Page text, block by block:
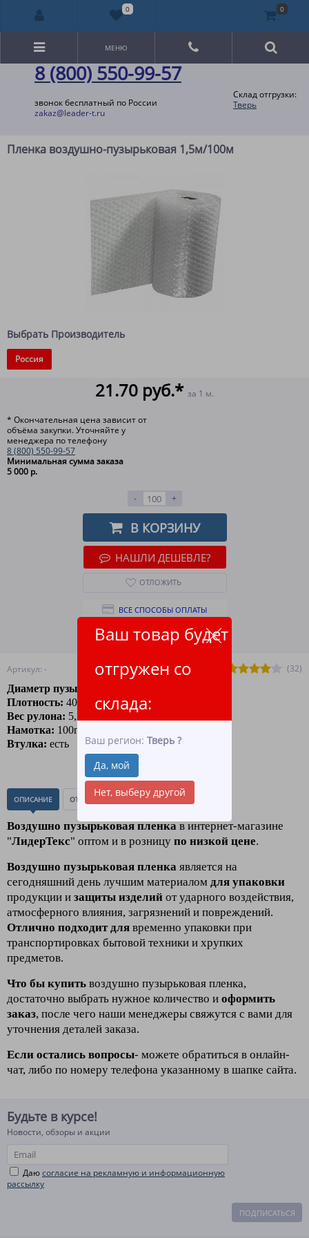
8 (800) 550-99-57
звонок бесплатный по России
zakaz@leader-t.ru
Склад отгрузки:
Тверь
Ваш товар будет
отгружен со
склада:
Ваш регион:Тверь ?
Да, мой
Нет, выберу другой
МЕНЮ
Пленка воздушно-пузырьковая 1,5м/100м
Артикул: -
(32)
Диаметр пузырька:
Плотность: 40гр/м2
Вес рулона: 5,25 кг
Намотка: 100п.м.
Втулка: есть
Выбрать Производитель
Россия
21.70 руб.* за 1 м.
* Окончательная цена зависит от
объёма закупки. Уточняйте у
менеджера по телефону
8 (800) 550-99-57
Минимальная сумма заказа
5 000 р.
- +
В КОРЗИНУ
НАШЛИ ДЕШЕВЛЕ?
ОТЛОЖИТЬ
ВСЕ СПОСОБЫ ОПЛАТЫ
ПОДРОБНЕЕ О ДОСТАВКЕ
ОПИСАНИЕ ОТЗЫВЫ
Воздушно пузырьковая пленкав интернет-магазине
"ЛидерТекс" оптом и в розницу по низкой цене.
Воздушно пузырьковая пленка является на
сегодняшний день лучшим материалом для упаковки
продукции и защиты изделий от ударного воздействия,
атмосферного влияния, загрязнений и повреждений.
Отлично подходит для временно упаковки при
транспортировках бытовой техники и хрупких
предметов.
Что бы купить воздушно пузырьковая пленка,
достаточно выбрать нужное количество и оформить
заказ, после чего наши менеджеры свяжутся с вами для
уточнения деталей заказа.
Если остались вопросы- можете обратиться в онлайн-
чат, либо по номеру телефона указанному в шапке сайта.
Будьте в курсе!
Новости, обзоры и акции
Даюсогласие на рекламную и информационную
рассылку
ПОДПИСАТЬСЯ
0 0